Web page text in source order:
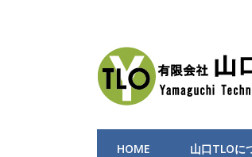
HOME 山口TLOに